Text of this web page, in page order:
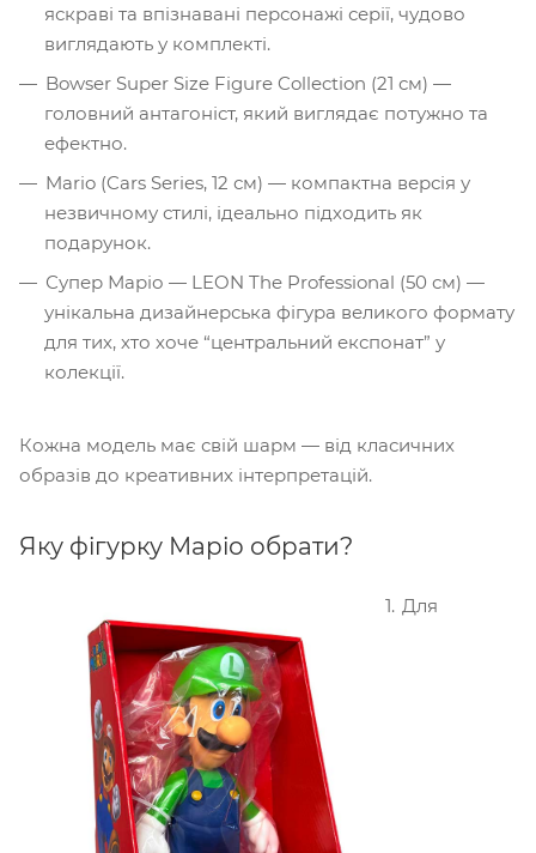
яскраві та впізнавані персонажі серії, чудово
виглядають у комплекті.
Bowser Super Size Figure Collection (21 см) —
головний антагоніст, який виглядає потужно та
ефектно.
Mario (Cars Series, 12 см) — компактна версія у
незвичному стилі, ідеально підходить як
подарунок.
Супер Маріо — LEON The Professional (50 см) —
унікальна дизайнерська фігура великого формату
для тих, хто хоче “центральний експонат” у
колекції.
Кожна модель має свій шарм — від класичних
образів до креативних інтерпретацій.
Яку фігурку Маріо обрати?
Для